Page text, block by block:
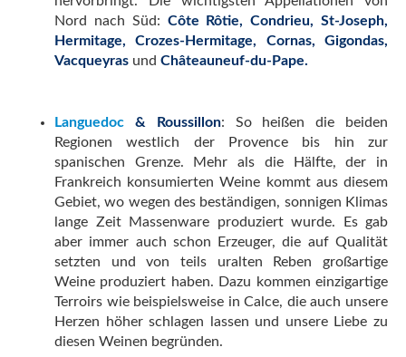
Nord nach Süd: Côte Rôtie, Condrieu, St-Joseph,
Hermitage, Crozes-Hermitage, Cornas, Gigondas,
Vacqueyras und Châteauneuf-du-Pape.
Languedoc & Roussillon: So heißen die beiden
Regionen westlich der Provence bis hin zur
spanischen Grenze. Mehr als die Hälfte, der in
Frankreich konsumierten Weine kommt aus diesem
Gebiet, wo wegen des beständigen, sonnigen Klimas
lange Zeit Massenware produziert wurde. Es gab
aber immer auch schon Erzeuger, die auf Qualität
setzten und von teils uralten Reben großartige
Weine produziert haben. Dazu kommen einzigartige
Terroirs wie beispielsweise in Calce, die auch unsere
Herzen höher schlagen lassen und unsere Liebe zu
diesen Weinen begründen.